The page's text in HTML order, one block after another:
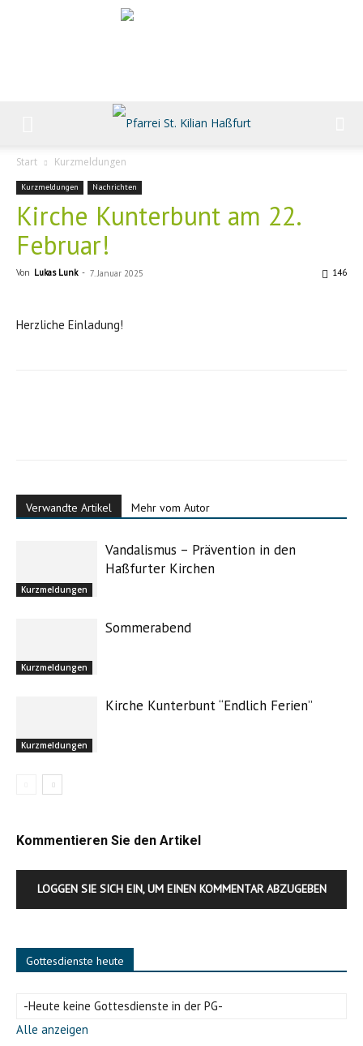
Start Kurzmeldungen
Kurzmeldungen Nachrichten
Kirche Kunterbunt am 22.
Februar!
Von Lukas Lunk - 7. Januar 2025 146
Herzliche Einladung!
Verwandte Artikel Mehr vom Autor
Kurzmeldungen
Vandalismus – Prävention in den
Haßfurter Kirchen
Kurzmeldungen
Sommerabend
Kurzmeldungen
Kirche Kunterbunt “Endlich Ferien”
Kommentieren Sie den Artikel
LOGGEN SIE SICH EIN, UM EINEN KOMMENTAR ABZUGEBEN
Gottesdienste heute
-Heute keine Gottesdienste in der PG-
Alle anzeigen